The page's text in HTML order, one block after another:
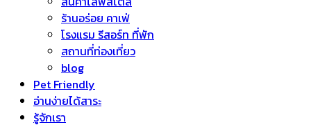
ร้านอร่อย คาเฟ่
โรงแรม รีสอร์ท ที่พัก
สถานที่ท่องเที่ยว
blog
Pet Friendly
อ่านง่ายได้สาระ
รู้จักเรา